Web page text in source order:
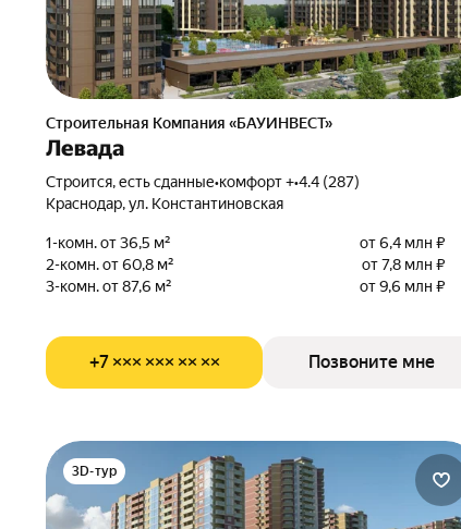
Строительная Компания «БАУИНВЕСТ»
Левада
Строится, есть сданные•комфорт +•4.4 (287)
Краснодар, ул. Константиновская
1-комн. от 36,5 м²
от 6,4 млн ₽
2-комн. от 60,8 м²
от 7,8 млн ₽
3-комн. от 87,6 м²
от 9,6 млн ₽
+7 ××× ××× ×× ×× Позвоните мне
3D-тур